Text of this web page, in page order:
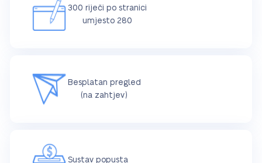
300 riječi po stranici
umjesto 280
Besplatan pregled
(na zahtjev)
Sustav popusta